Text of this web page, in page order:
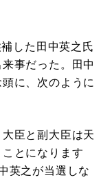
した田中英之氏
事だった。田中
に、次のように
臣と副大臣は天
とになります
英之が当選しな